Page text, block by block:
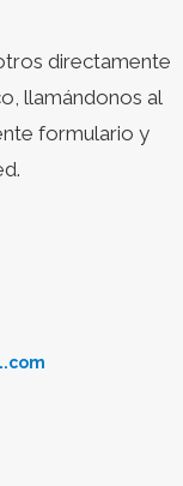
directamente
llamándonos al
formulario y